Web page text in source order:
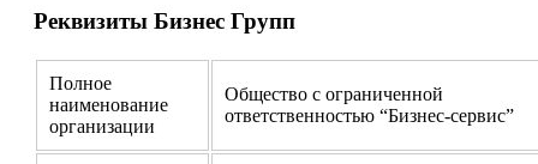
Реквизиты Бизнес Групп
Полное
наименование
организации
Общество с ограниченной
ответственностью “Бизнес-сервис”